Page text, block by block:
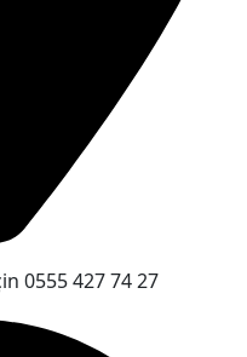
0555 427 74 27